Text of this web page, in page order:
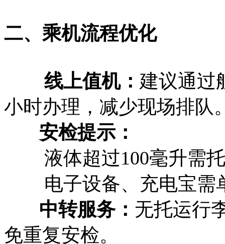
二、乘机流程优化
‌ 线上值机‌： 建议通过
小时办理，减少现场排队
‌ 安检提示‌：
液体超过100毫升需托
电子设备、充电宝需
‌ 中转服务‌： 无托运行
免重复安检。